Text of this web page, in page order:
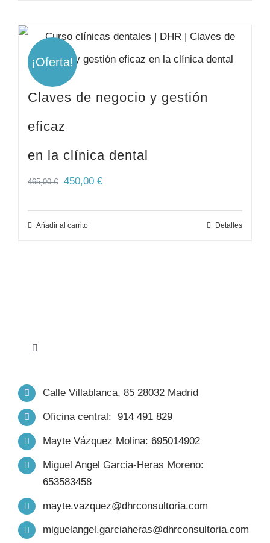
¡Oferta!
Claves de negocio y gestión
eficaz
en la clínica dental
465,00€ 450,00 €
Añadir al carrito Detalles
Toggle
NOSOTROS
FORMACIÓN
PRODUCTOS
TRABAJO
Calle Villablanca, 85 28032 Madrid
Oficina central: 914 491 829
Mayte Vázquez Molina: 695014902
Miguel Angel Garcia-Heras Moreno:
653583458
mayte.vazquez@dhrconsultoria.com
miguelangel.garciaheras@dhrconsultoria.com